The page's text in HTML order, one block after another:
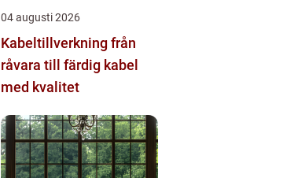
04 augusti 2026
Kabeltillverkning från
råvara till färdig kabel
med kvalitet